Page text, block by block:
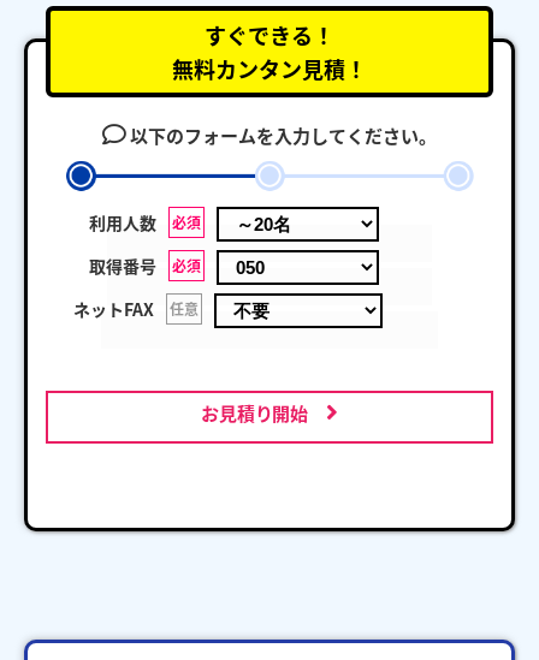
すぐできる！
無料カンタン見積！
以下のフォームを入力してください。
利用人数 必須
取得番号 必須
ネットFAX 任意
お見積り開始